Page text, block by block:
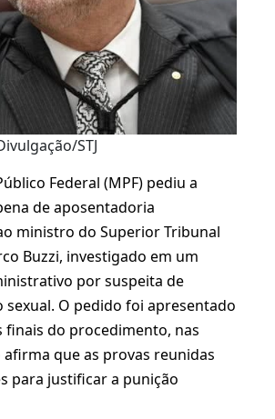
STJ
Federal (MPF) pediu a
de aposentadoria
ministro do Superior Tribunal
Buzzi, investigado em um
por suspeita de
O pedido foi apresentado
finais do procedimento, nas
que as provas reunidas
para justificar a punição